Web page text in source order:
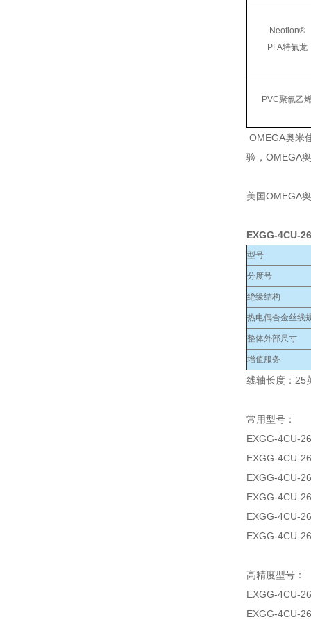
Neoflon®
PFA特氟龙
PVC聚氯乙
OMEGA奥米
验，OMEGA
美国OMEGA
EXGG-4CU-
型号
分度号
绝缘结构
热电偶合金丝线
整体外部尺寸
增值服务
线轴长度：25
常用型号：
EXGG-4CU-
EXGG-4CU-
EXGG-4CU-
EXGG-4CU-
EXGG-4CU-
EXGG-4CU-
高精度型号：
EXGG-4CU-
EXGG-4CU-